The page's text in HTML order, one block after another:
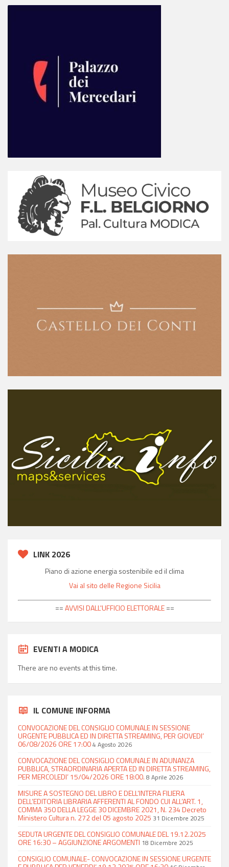
LINK 2026
Piano di azione energia sostenibile ed il clima
Vai al sito delle Regione Sicilia
==AVVISI DALL'UFFICIO ELETTORALE==
EVENTI A MODICA
There are no events at this time.
IL COMUNE INFORMA
CONVOCAZIONE DEL CONSIGLIO COMUNALE IN SESSIONE
URGENTE PUBBLICA ED IN DIRETTA STREAMING, PER GIOVEDI’
06/08/2026 ORE 17:004 Agosto 2026
CONVOCAZIONE DEL CONSIGLIO COMUNALE IN ADUNANZA
PUBBLICA, STRAORDINARIA APERTA ED IN DIRETTA STREAMING,
PER MERCOLEDI’ 15/04/2026 ORE 18:00. 8 Aprile 2026
MISURE A SOSTEGNO DEL LIBRO E DELL’INTERA FILIERA
DELL’EDITORIA LIBRARIA AFFERENTI AL FONDO CUI ALL’ART. 1,
COMMA 350 DELLA LEGGE 30 DICEMBRE 2021, N. 234 Decreto
Ministero Cultura n. 272 del 05 agosto 2025 31 Dicembre 2025
SEDUTA URGENTE DEL CONSIGLIO COMUNALE DEL 19.12.2025
ORE 16:30 – AGGIUNZIONE ARGOMENTI 18 Dicembre 2025
CONSIGLIO COMUNALE- CONVOCAZIONE IN SESSIONE URGENTE